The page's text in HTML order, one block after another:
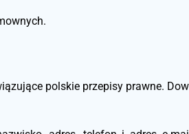
polskie przepisy prawne.